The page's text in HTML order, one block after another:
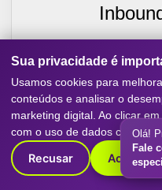
Jornada de compra,
relevante em
Sua privacidade é
Usamos cookies para
conteúdos e analisar o
marketing digital. Ao clicar em
com o uso de dados
Recusar Aceitar
Olá!
Fale